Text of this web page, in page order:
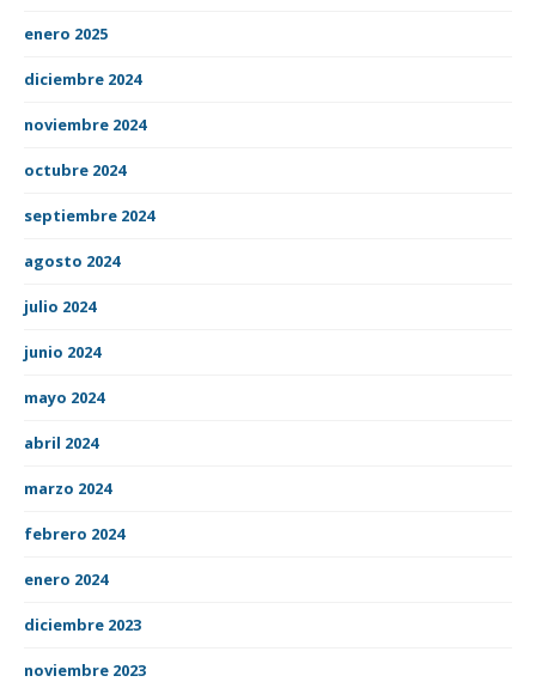
enero 2025
diciembre 2024
noviembre 2024
octubre 2024
septiembre 2024
agosto 2024
julio 2024
junio 2024
mayo 2024
abril 2024
marzo 2024
febrero 2024
enero 2024
diciembre 2023
noviembre 2023